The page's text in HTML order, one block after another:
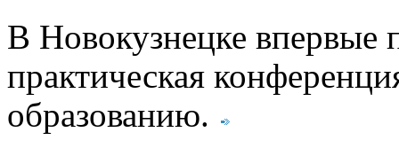
В Новокузнецке впервые
практическая
образованию.